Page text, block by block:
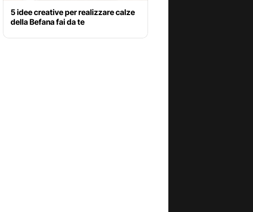
5 idee creative per realizzare calze
della Befana fai da te